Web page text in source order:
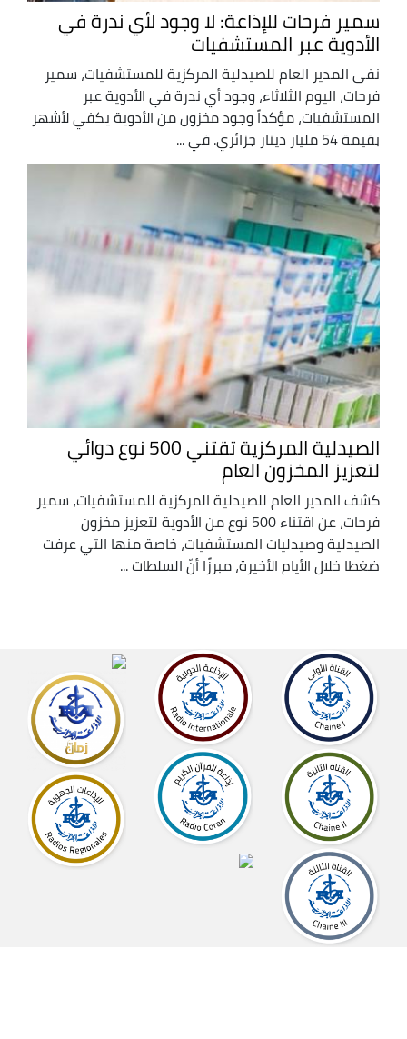
سمير فرحات للإذاعة: لا وجود لأي ندرة في
الأدوية عبر المستشفيات
نفى المدير العام للصيدلية المركزية للمستشفيات، سمير
فرحات، اليوم الثلاثاء، وجود أي ندرة في الأدوية عبر
المستشفيات، مؤكداً وجود مخزون من الأدوية يكفي لأشهر
بقيمة 54 مليار دينار جزائري. في ...
الصيدلية المركزية تقتني 500 نوع دوائي
لتعزيز المخزون العام
كشف المدير العام للصيدلية المركزية للمستشفيات، سمير
فرحات، عن اقتناء 500 نوع من الأدوية لتعزيز مخزون
الصيدلية وصيدليات المستشفيات، خاصة منها التي عرفت
ضغطا خلال الأيام الأخيرة، مبرزًا أنّ السلطات ...